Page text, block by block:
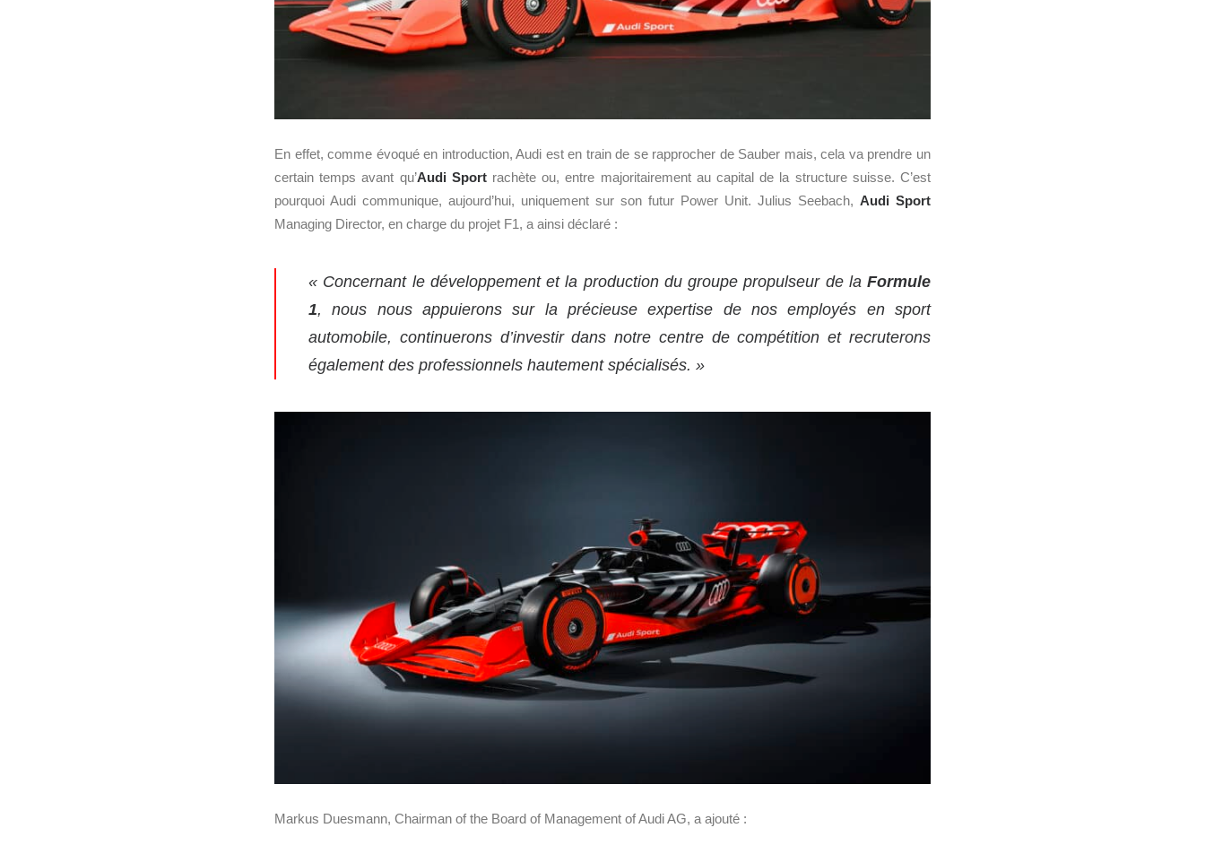
En effet, comme évoqué en introduction, Audi est en train de se rapprocher de Sauber mais, cela va prendre un
certain temps avant qu’Audi Sportrachète ou, entre majoritairement au capital de la structure suisse. C’est
pourquoi Audi communique, aujourd’hui, uniquement sur son futur Power Unit. Julius Seebach, Audi Sport
Managing Director, en charge du projet F1, a ainsi déclaré :
« Concernant le développement et la production du groupe propulseur de la Formule
1, nous nous appuierons sur la précieuse expertise de nos employés en sport
automobile, continuerons d’investir dans notre centre de compétition et recruterons
également des professionnels hautement spécialisés. »
Markus Duesmann, Chairman of the Board of Management of Audi AG, a ajouté :